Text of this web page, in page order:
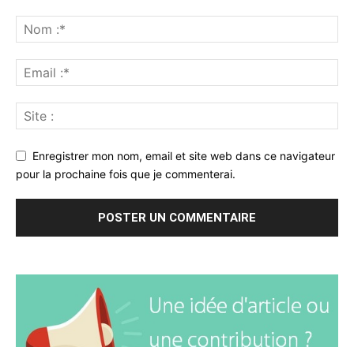
Enregistrer mon nom, email et site web dans ce navigateur
pour la prochaine fois que je commenterai.